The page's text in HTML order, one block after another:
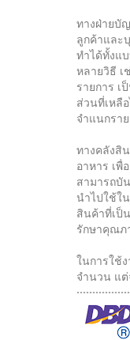
ทางฝ่ายบั
ลูกค้าและ
ทำได้ทั้งแ
หลายวิธี
รายการ เ
ส่วนที่เหลื
จำแนกรา
ทางคลังสิ
อาหาร เพื่
สามารถบั
นำไปใช้ใ
สินค้าที่เป็
รักษาคุณภ
ในการใช้
จำนวน แ